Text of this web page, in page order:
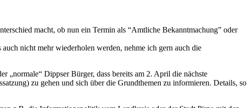
macht, ob nun ein Termin als “Amtliche Bekanntmachung” oder
nicht mehr wiederholen werden, nehme ich gern auch die
„normale“ Dippser Bürger, dass bereits am 2. April die nächste
zu gehen und sich über die Grundthemen zu informieren. Details, so